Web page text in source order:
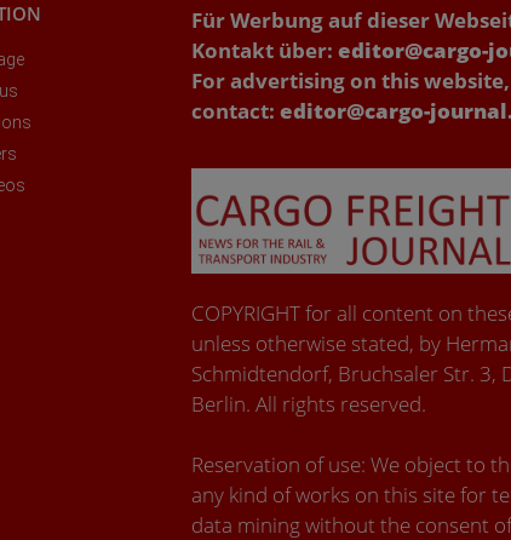
Für Werbung auf dieser
Kontakt über: editor@cargo-
For advertising on this
contact: editor@cargo-
COPYRIGHT for all content on
unless otherwise stated, by
Schmidtendorf, Bruchsaler Str. 3,
Berlin. All rights reserved.
Reservation of use: We object to
any kind of works on this site for
data mining without the consent